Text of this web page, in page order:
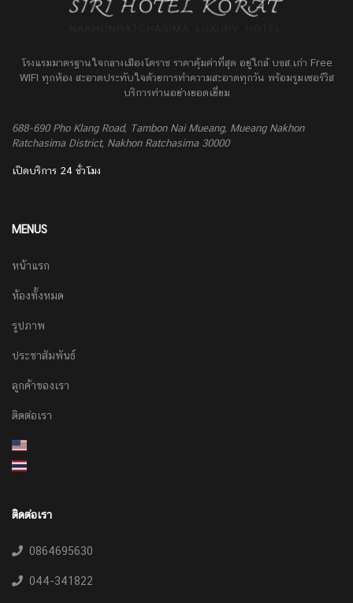
โรงแรมมาตรฐานใจกลางเมืองโคราช ราคาคุ้มค่าที่สุด อยู่ใกล้ บขส.เก่า Free
WIFI ทุกห้อง สะอาดประทับใจด้วยการทำความสะอาดทุกวัน พร้อมรูมเซอร์วิส
บริการท่านอย่างยอดเยี่ยม
688-690 Pho Klang Road, Tambon Nai Mueang, Mueang Nakhon
Ratchasima District, Nakhon Ratchasima 30000
เปิดบริการ 24 ชั่วโมง
MENUS
หน้าแรก
ห้องทั้งหมด
รูปภาพ
ประชาสัมพันธ์
ลูกค้าของเรา
ติดต่อเรา
ติดต่อเรา
0864695630
044-341822